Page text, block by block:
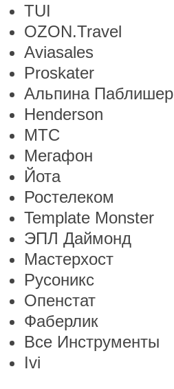
TUI
OZON.Travel
Aviasales
Proskater
Альпина Паблишер
Henderson
МТС
Мегафон
Йота
Ростелеком
Template Monster
ЭПЛ Даймонд
Мастерхост
Русоникс
Опенстат
Фаберлик
Все Инструменты
Ivi